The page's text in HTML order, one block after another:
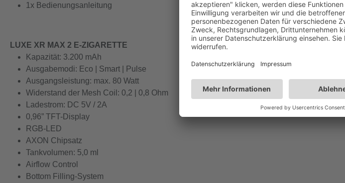
1x Bedienungsanleitung
LUXE XR MAX 2 E-ZIGARETTE
Kapazität: 3.200 mAh
Ausgabemodi: Eco | Smart | Pulse
Ausgangsleistung: max. 80 Watt
Widerstand der Mesh Coil: 0,2 | 0,8 Ohm
Ladestrom: DC 5V / 2A
0,96” TFT-Display
RGB-LED
AXON Chipsatz
Tankvolumen: 5,0 ml
Airflow Control
Bottom Filling-System